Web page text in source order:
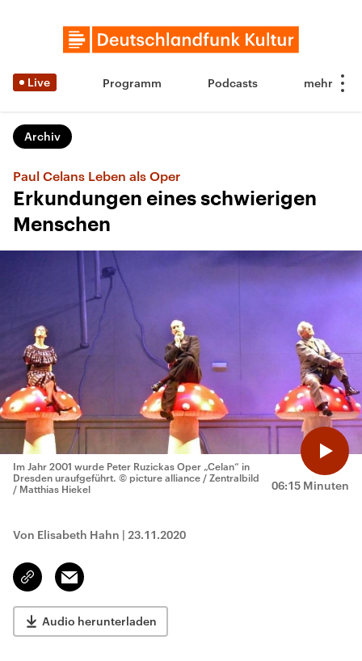
Live Programm Podcasts
Archiv
Paul Celans Leben als Oper
Erkundungen eines schwierigen
Menschen
06:15 Minuten
Im Jahr 2001 wurde Peter Ruzickas Oper „Celan“ in
Dresden uraufgeführt. © picture alliance / Zentralbild
/ Matthias Hiekel
Von Elisabeth Hahn | 23.11.2020
Link
kopieren/teilen
Email
Audio herunterladen